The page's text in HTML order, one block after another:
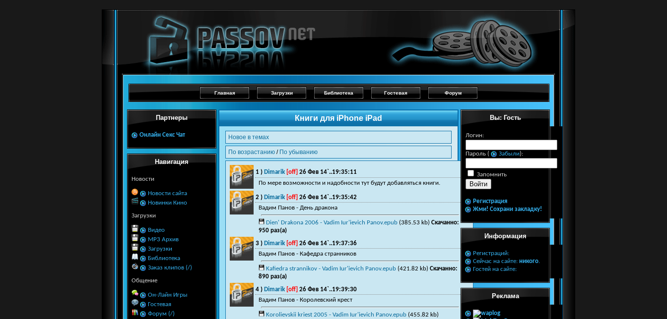
Главная Загрузки Библиотека Гостевая Форум
Партнеры
Онлайн Секс Чат
Навигация
Новости
Новости сайта
Новинки Кино
Загрузки
Видео
MP3 Архив
Загрузки
Библиотека
Заказ клипов (/)
Общение
Он-Лайн Игры
Гостевая
Форум (/)
Книги для iPhone iPad
Новое в темах
По возрастанию / По убыванию
1 ) Dimarik [off] 26 Фев 14`..19:35:11
По мере возможности и надобности тут будут добавляться книги.
2 ) Dimarik [off] 26 Фев 14`..19:35:42
Вадим Панов - День дракона
Dien' Drakona 2006 - Vadim Iur'ievich Panov.epub (385.53 kb) Скачанно:
950 раз(a)
3 ) Dimarik [off] 26 Фев 14`..19:37:36
Вадим Панов - Кафедра странников
Kafiedra strannikov - Vadim Iur'ievich Panov.epub (421.82 kb) Скачанно:
890 раз(a)
4 ) Dimarik [off] 26 Фев 14`..19:39:30
Вадим Панов - Королевский крест
Korolievskii kriest 2005 - Vadim Iur'ievich Panov.epub (455.82 kb)
Вы: Гость
Логин:
Пароль ( Забыли):
Запомнить
Регистрация
Жми! Сохрани закладку!
Информация
Регистраций:
Сейчас на сайте: никого.
Гостей на сайте:
Реклама